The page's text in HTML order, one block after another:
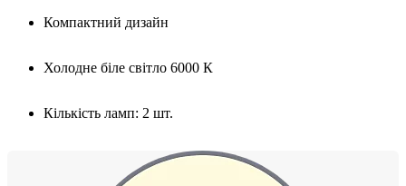
Компактний дизайн
Холодне біле світло 6000 К
Кількість ламп: 2 шт.